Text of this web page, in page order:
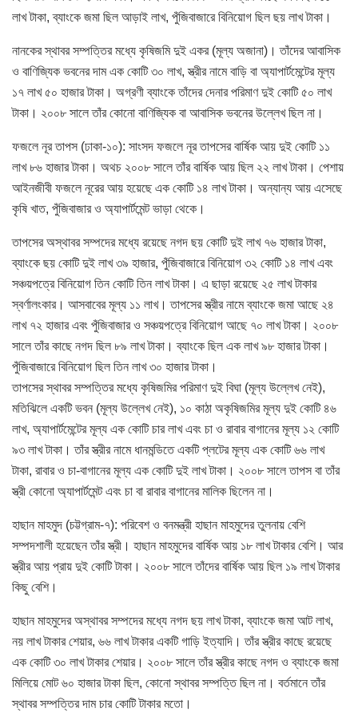
লাখ টাকা, ব্যাংকে জমা ছিল আড়াই লাখ, পুঁজিবাজারে বিনিয়োগ ছিল ছয় লাখ টাকা।
নানকের স্থাবর সম্পত্তির মধ্যে কৃষিজমি দুই একর (মূল্য অজানা)। তাঁদের আবাসিক
ও বাণিজ্যিক ভবনের দাম এক কোটি ৩০ লাখ, স্ত্রীর নামে বাড়ি বা অ্যাপার্টমেন্টের মূল্য
১৭ লাখ ৫০ হাজার টাকা। অগ্রণী ব্যাংকে তাঁদের দেনার পরিমাণ দুই কোটি ৫০ লাখ
টাকা। ২০০৮ সালে তাঁর কোনো বাণিজ্যিক বা আবাসিক ভবনের উল্লেখ ছিল না।
ফজলে নূর তাপস (ঢাকা-১০): সাংসদ ফজলে নূর তাপসের বার্ষিক আয় দুই কোটি ১১
লাখ ৮৬ হাজার টাকা। অথচ ২০০৮ সালে তাঁর বার্ষিক আয় ছিল ২২ লাখ টাকা। পেশায়
আইনজীবী ফজলে নূরের আয় হয়েছে এক কোটি ১৪ লাখ টাকা। অন্যান্য আয় এসেছে
কৃষি খাত, পুঁজিবাজার ও অ্যাপার্টমেন্ট ভাড়া থেকে।
তাপসের অস্থাবর সম্পদের মধ্যে রয়েছে নগদ ছয় কোটি দুই লাখ ৭৬ হাজার টাকা,
ব্যাংকে ছয় কোটি দুই লাখ ৩৯ হাজার, পুঁজিবাজারে বিনিয়োগ ৩২ কোটি ১৪ লাখ এবং
সঞ্চয়পত্রে বিনিয়োগ তিন কোটি তিন লাখ টাকা। এ ছাড়া রয়েছে ২৫ লাখ টাকার
স্বর্ণালংকার। আসবাবের মূল্য ১১ লাখ। তাপসের স্ত্রীর নামে ব্যাংকে জমা আছে ২৪
লাখ ৭২ হাজার এবং পুঁজিবাজার ও সঞ্চয়পত্রে বিনিয়োগ আছে ৭০ লাখ টাকা। ২০০৮
সালে তাঁর কাছে নগদ ছিল ৮৯ লাখ টাকা। ব্যাংকে ছিল এক লাখ ৯৮ হাজার টাকা।
পুঁজিবাজারে বিনিয়োগ ছিল তিন লাখ ৩০ হাজার টাকা।
তাপসের স্থাবর সম্পত্তির মধ্যে কৃষিজমির পরিমাণ দুই বিঘা (মূল্য উল্লেখ নেই),
মতিঝিলে একটি ভবন (মূল্য উল্লেখ নেই), ১০ কাঠা অকৃষিজমির মূল্য দুই কোটি ৪৬
লাখ, অ্যাপার্টমেন্টের মূল্য এক কোটি চার লাখ এবং চা ও রাবার বাগানের মূল্য ১২ কোটি
৯৩ লাখ টাকা। তাঁর স্ত্রীর নামে ধানমন্ডিতে একটি প্লটের মূল্য এক কোটি ৬৬ লাখ
টাকা, রাবার ও চা-বাগানের মূল্য এক কোটি দুই লাখ টাকা। ২০০৮ সালে তাপস বা তাঁর
স্ত্রী কোনো অ্যাপার্টমেন্ট এবং চা বা রাবার বাগানের মালিক ছিলেন না।
হাছান মাহমুদ (চট্টগ্রাম-৭): পরিবেশ ও বনমন্ত্রী হাছান মাহমুদের তুলনায় বেশি
সম্পদশালী হয়েছেন তাঁর স্ত্রী। হাছান মাহমুদের বার্ষিক আয় ১৮ লাখ টাকার বেশি। আর
স্ত্রীর আয় প্রায় দুই কোটি টাকা। ২০০৮ সালে তাঁদের বার্ষিক আয় ছিল ১৯ লাখ টাকার
কিছু বেশি।
হাছান মাহমুদের অস্থাবর সম্পদের মধ্যে নগদ ছয় লাখ টাকা, ব্যাংকে জমা আট লাখ,
নয় লাখ টাকার শেয়ার, ৬৬ লাখ টাকার একটি গাড়ি ইত্যাদি। তাঁর স্ত্রীর কাছে রয়েছে
এক কোটি ৩০ লাখ টাকার শেয়ার। ২০০৮ সালে তাঁর স্ত্রীর কাছে নগদ ও ব্যাংকে জমা
মিলিয়ে মোট ৬০ হাজার টাকা ছিল, কোনো স্থাবর সম্পত্তি ছিল না। বর্তমানে তাঁর
স্থাবর সম্পত্তির দাম চার কোটি টাকার মতো।